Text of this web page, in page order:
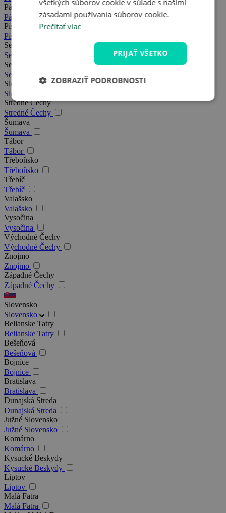
Pálava
Pálava
Písek
Písek
Severná Morava
Severná Morava
Severné Čechy
Severné Čechy
Slovácko
Slovácko
Stredné Čechy
Stredné Čechy
Šumava
Šumava
Tábor
Tábor
Třeboňsko
Třeboňsko
Třebíč
Třebíč
Valašsko
Valašsko
Vysočina
Vysočina
Východné Čechy
Východné Čechy
Znojmo
Znojmo
Západné Čechy
Západné Čechy
Slovensko
Slovensko
Belianske Tatry
Belianske Tatry
Bešeňová
Bešeňová
Bojnice
Bojnice
Bratislava
Bratislava
Dunajská Streda
Dunajská Streda
Južné Slovensko
Južné Slovensko
Komárno
Komárno
Kysucké Beskydy
Kysucké Beskydy
Liptov
Liptov
Malá Fatra
Malá Fatra
všetkých súborov cookie v súlade s našimi
zásadami používania súborov cookie.
Prečítať viac
PRIJAŤ VŠETKO
ZOBRAZIŤ PODROBNOSTI